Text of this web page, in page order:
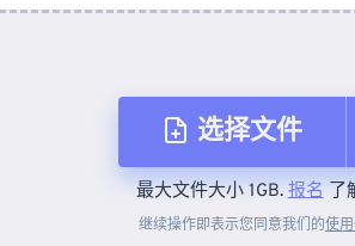
选择文件
从设备
最大文件大小 1GB.报名了
继续操作即表示您同意我们的使